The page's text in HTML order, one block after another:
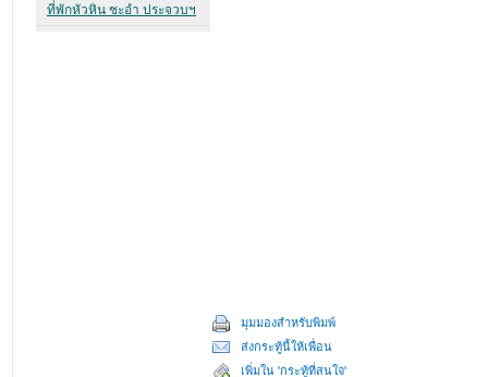
มุมมองสำหรับพิมพ์
ส่งกระทู้นี้ให้เพื่อน
เพิ่มใน 'กระทู้ที่สนใจ'